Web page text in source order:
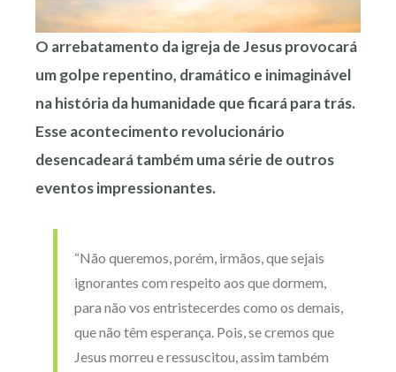
O arrebatamento da igreja de Jesus provocará
um golpe repentino, dramático e inimaginável
na história da humanidade que ficará para trás.
Esse acontecimento revolucionário
desencadeará também uma série de outros
eventos impressionantes.
“Não queremos, porém, irmãos, que sejais
ignorantes com respeito aos que dormem,
para não vos entristecerdes como os demais,
que não têm esperança. Pois, se cremos que
Jesus morreu e ressuscitou, assim também